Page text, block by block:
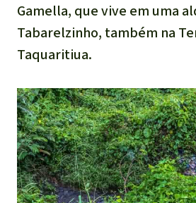
Gamella, que vive em uma
Tabarelzinho, também na
Taquaritiua.